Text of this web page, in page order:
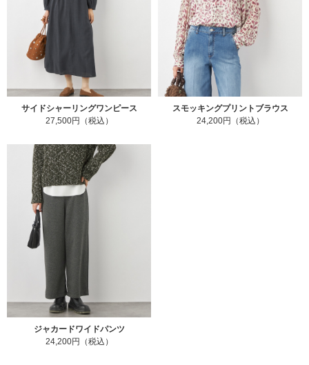
サイドシャーリングワンピース
27,500円（税込）
スモッキングプリントブラウス
24,200円（税込）
ジャカードワイドパンツ
24,200円（税込）